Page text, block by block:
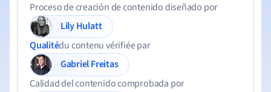
Proceso de creación de contenido diseñado por
Lily Hulatt
Qualitédu contenu vérifiée par
Gabriel Freitas
Calidad del contenido comprobada por